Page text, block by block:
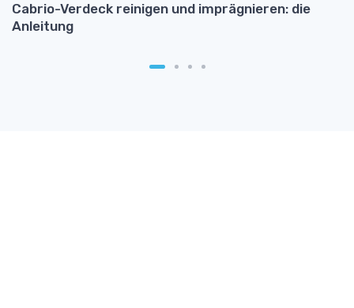
Cabrio-Verdeck reinigen und imprägnieren: die
Anleitung